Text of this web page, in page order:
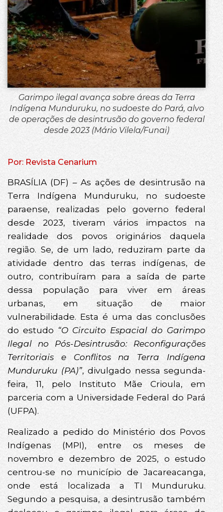
Garimpo ilegal avança sobre áreas da Terra
Indígena Munduruku, no sudoeste do Pará, alvo
de operações de desintrusão do governo federal
desde 2023 (Mário Vilela/Funai)
Por: Revista Cenarium
BRASÍLIA (DF) – As ações de desintrusão na
Terra Indígena Munduruku, no sudoeste
paraense, realizadas pelo governo federal
desde 2023, tiveram vários impactos na
realidade dos povos originários daquela
região. Se, de um lado, reduziram parte da
atividade dentro das terras indígenas, de
outro, contribuíram para a saída de parte
dessa população para viver em áreas
urbanas, em situação de maior
vulnerabilidade. Esta é uma das conclusões
do estudo “O Circuito Espacial do Garimpo
Ilegal no Pós-Desintrusão: Reconfigurações
Territoriais e Conflitos na Terra Indígena
Munduruku (PA)”, divulgado nessa segunda-
feira, 11, pelo Instituto Mãe Crioula, em
parceria com a Universidade Federal do Pará
(UFPA).
Realizado a pedido do Ministério dos Povos
Indígenas (MPI), entre os meses de
novembro e dezembro de 2025, o estudo
centrou-se no município de Jacareacanga,
onde está localizada a TI Munduruku.
Segundo a pesquisa, a desintrusão também